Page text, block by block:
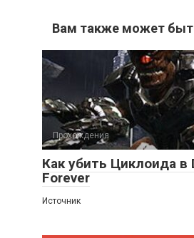
Вам также может
Прохождения
Как убить Циклоида в
Forever
Источник